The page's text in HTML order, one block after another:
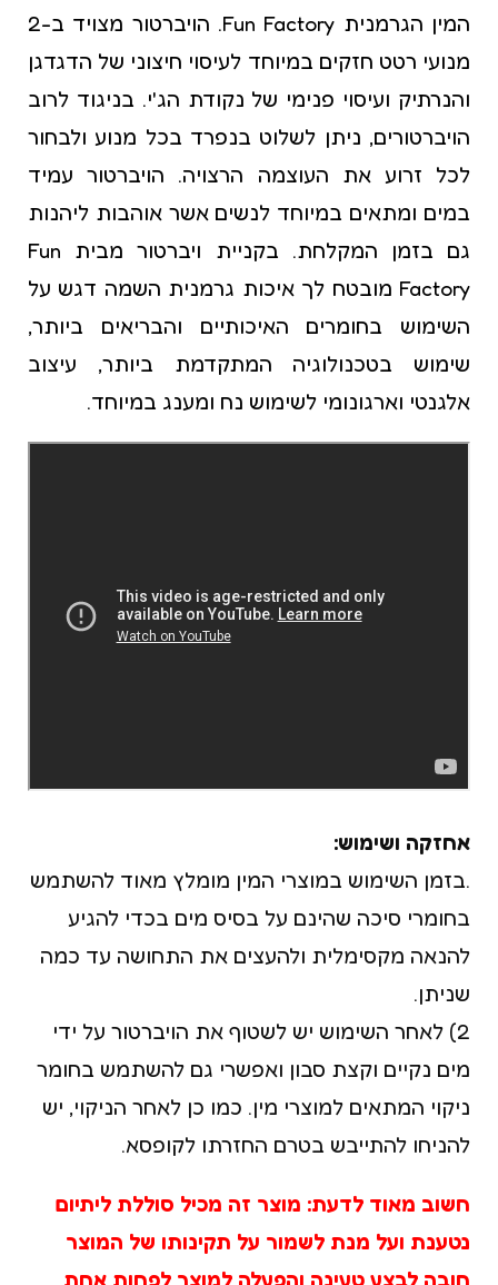
המין הגרמנית Fun Factory. הויברטור מצויד ב-2
מנועי רטט חזקים במיוחד לעיסוי חיצוני של הדגדגן
והנרתיק ועיסוי פנימי של נקודת הג'י. בניגוד לרוב
הויברטורים, ניתן לשלוט בנפרד בכל מנוע ולבחור
לכל זרוע את העוצמה הרצויה. הויברטור עמיד
במים ומתאים במיוחד לנשים אשר אוהבות ליהנות
גם בזמן המקלחת. בקניית ויברטור מבית Fun
Factory מובטח לך איכות גרמנית השמה דגש על
השימוש בחומרים האיכותיים והבריאים ביותר,
שימוש בטכנולוגיה המתקדמת ביותר, עיצוב
אלגנטי וארגונומי לשימוש נח ומענג במיוחד.
אחזקה ושימוש:
.בזמן השימוש במוצרי המין מומלץ מאוד להשתמש
בחומרי סיכה שהינם על בסיס מים בכדי להגיע
להנאה מקסימלית ולהעצים את התחושה עד כמה
שניתן.
2) לאחר השימוש יש לשטוף את הויברטור על ידי
מים נקיים וקצת סבון ואפשרי גם להשתמש בחומר
ניקוי המתאים למוצרי מין. כמו כן לאחר הניקוי, יש
להניחו להתייבש בטרם החזרתו לקופסא.
חשוב מאוד לדעת: מוצר זה מכיל סוללת ליתיום
נטענת ועל מנת לשמור על תקינותו של המוצר
חובה לבצע טעינה והפעלה למוצר לפחות אחת